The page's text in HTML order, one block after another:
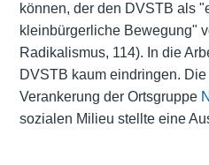
können, der den DVSTB als
kleinbürgerliche Bewegung"
Radikalismus, 114). In die
DVSTB kaum eindringen.
Verankerung der Ortsgruppe
sozialen Milieu stellte eine